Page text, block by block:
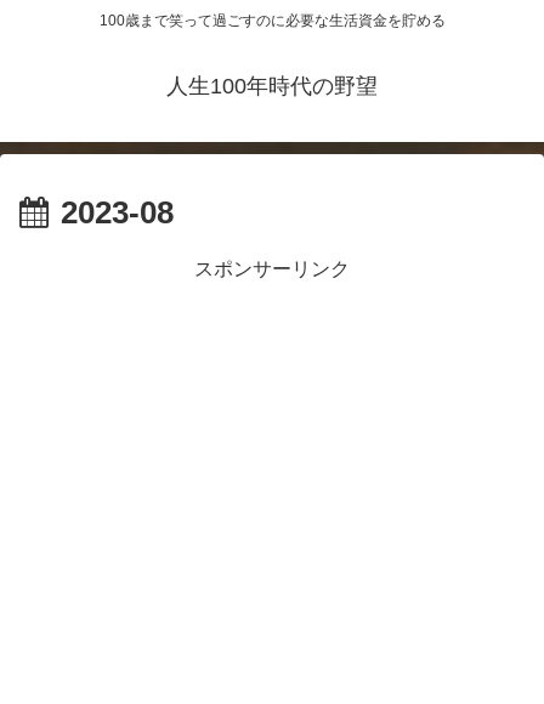
100歳まで笑って過ごすのに必要な生活資金を貯める
人生100年時代の野望
2023-08
スポンサーリンク